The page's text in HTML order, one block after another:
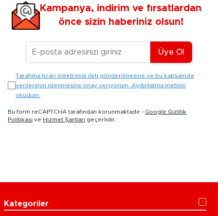
Kampanya, indirim ve fırsatlardan
önce sizin haberiniz olsun!
E-posta Adresiniz
Üye Ol
Tarafıma ticari elektronik ileti gönderilmesine ve bu kapsamda
verilerimin işlenmesine onay veriyorum. Aydınlatma metnini
okudum.
Bu form reCAPTCHA tarafından korunmaktadır - Google Gizlilik
Politikası ve Hizmet Şartları geçerlidir.
Kategoriler